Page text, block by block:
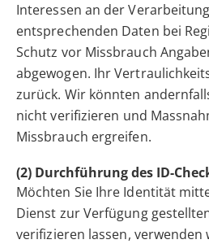
Interessen an der
entsprechenden Daten bei
Schutz vor Missbrauch
abgewogen. Ihr
zurück. Wir könnten
nicht verifizieren und
Missbrauch ergreifen.
(2) Durchführung des ID-
Möchten Sie Ihre Identität
Dienst zur Verfügung
verifizieren lassen, verwenden